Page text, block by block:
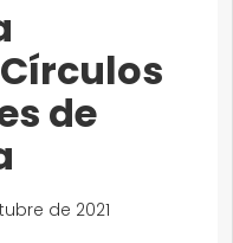
de
de 2021